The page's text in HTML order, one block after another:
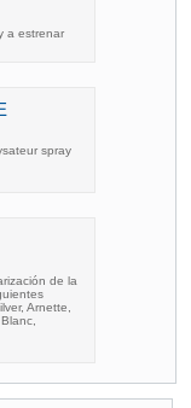
a estrenar
spray
de la
Arnette,